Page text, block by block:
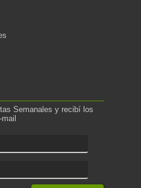
Semanales y recibí los